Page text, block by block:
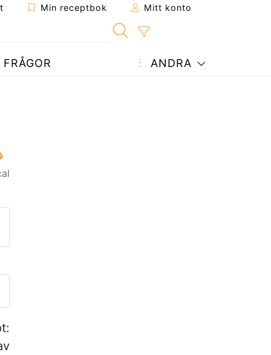
Min receptbok Mitt konto
FRÅGOR ANDRA
till en vän
sida
en fråga till författaren
upp ditt foto av detta